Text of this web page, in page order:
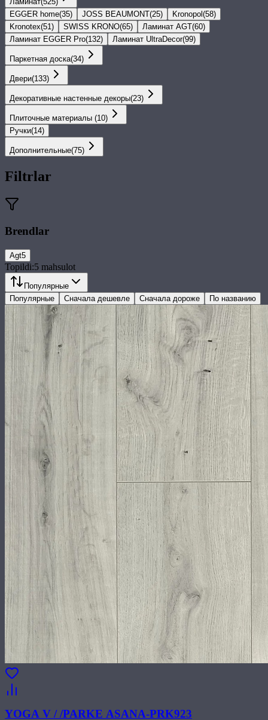
EGGER home(35) JOSS BEAUMONT(25) Kronopol (58)
Kronotex(51) SWISS KRONO(65) Ламинат AGT(60)
Ламинат EGGER Pro(132) Ламинат UltraDecor(99)
Паркетная доска(34)
Двери(133)
Декоративные настенные декоры(23)
Плиточные материалы (10)
Ручки(14)
Дополнительные(75)
Filtrlar
Brendlar
Agt5
Topildi:5 mahsulot
Популярные
Популярные
Сначала дешевле Сначала дороже По названию
YOGA V / /PARKE ASANA-PRK923